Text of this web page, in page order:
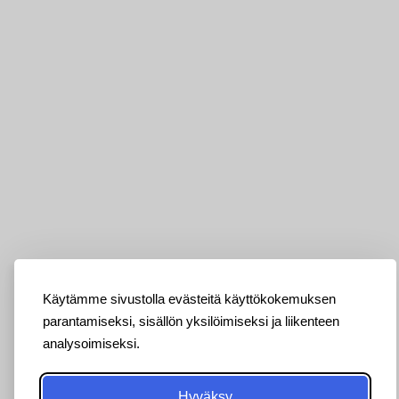
Käytämme sivustolla evästeitä käyttökokemuksen
parantamiseksi, sisällön yksilöimiseksi ja liikenteen
analysoimiseksi.